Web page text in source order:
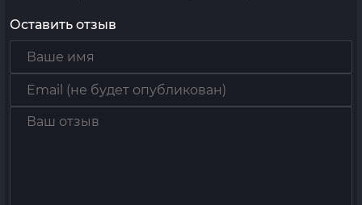
Оставить отзыв